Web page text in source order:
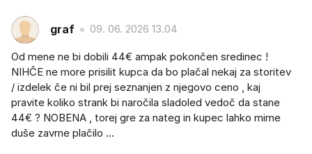
graf 09. 06. 2026 13.04
Od mene ne bi dobili 44€ ampak pokončen sredinec !
NIHČE ne more prisilit kupca da bo plačal nekaj za storitev
/ izdelek če ni bil prej seznanjen z njegovo ceno , kaj
pravite koliko strank bi naročila sladoled vedoč da stane
44€ ? NOBENA , torej gre za nateg in kupec lahko mirne
duše zavrne plačilo ...